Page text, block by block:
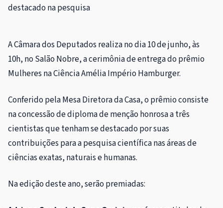
destacado na pesquisa
A Câmara dos Deputados realiza no dia 10 de junho, às
10h, no Salão Nobre, a cerimônia de entrega do prêmio
Mulheres na Ciência Amélia Império Hamburger.
Conferido pela Mesa Diretora da Casa, o prêmio consiste
na concessão de diploma de menção honrosa a três
cientistas que tenham se destacado por suas
contribuições para a pesquisa científica nas áreas de
ciências exatas, naturais e humanas.
Na edição deste ano, serão premiadas: